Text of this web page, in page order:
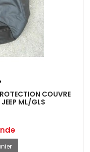
COUVRE
ML/GLS